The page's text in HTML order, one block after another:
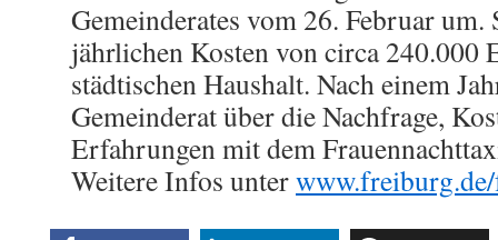
Gemeinderates vom 26. Februar um.
jährlichen Kosten von circa 240.000
städtischen Haushalt. Nach einem
Gemeinderat über die Nachfrage,
Erfahrungen mit dem
Weitere Infos unter